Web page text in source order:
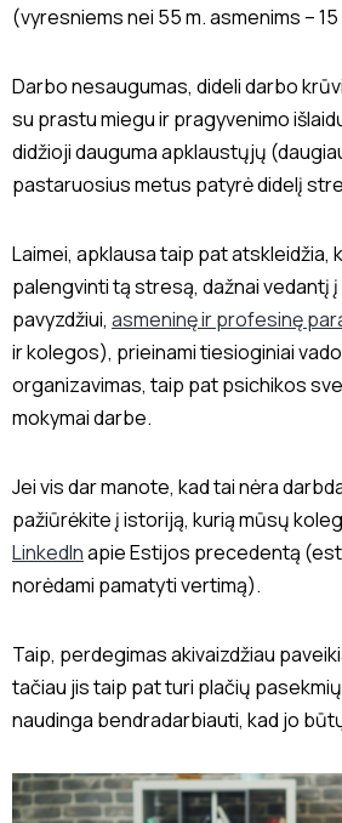
(vyresniems nei 55 m. asmenims – 15
Darbo nesaugumas, dideli darbo
su prastu miegu ir pragyvenimo
didžioji dauguma apklaustųjų
pastaruosius metus patyrė didelį
Laimei, apklausa taip pat atskleidžia,
palengvinti tą stresą, dažnai vedantį į
pavyzdžiui, asmeninę ir profesinę
ir kolegos), prieinami tiesioginiai
organizavimas, taip pat psichikos
mokymai darbe.
Jei vis dar manote, kad tai nėra
pažiūrėkite į istoriją, kurią mūsų
LinkedInapie Estijos precedentą
norėdami pamatyti vertimą).
Taip, perdegimas akivaizdžiau
tačiau jis taip pat turi plačių
naudinga bendradarbiauti, kad jo